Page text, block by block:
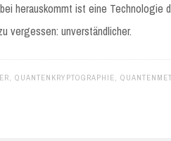
herauskommt ist eine Technologie
vergessen: unverständlicher.
QUANTENKRYPTOGRAPHIE